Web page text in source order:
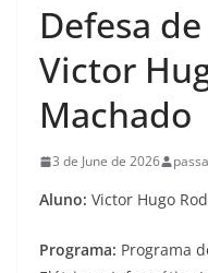
Defesa
Victor
Machado
3 de June de 2026
Aluno: Victor Hugo
Programa: Programa